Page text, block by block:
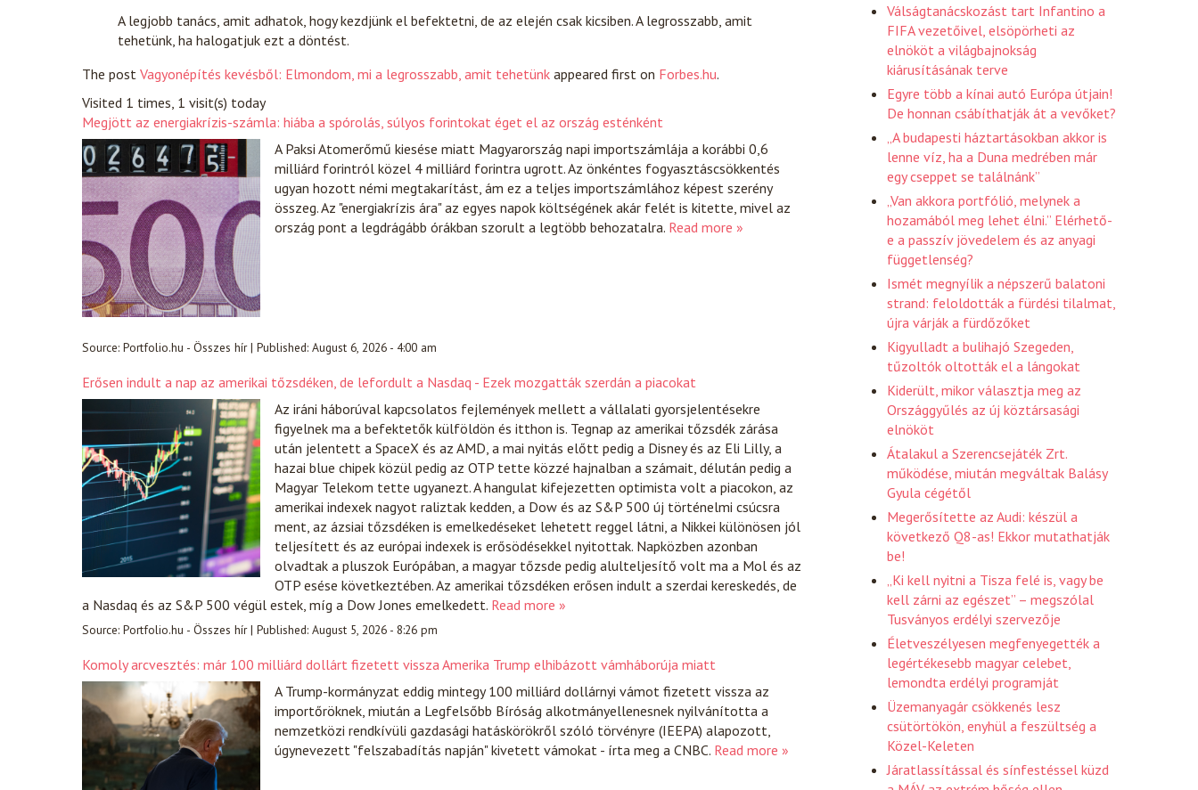
A legjobb tanács, amit adhatok, hogy kezdjünk el befektetni, de az elején csak kicsiben. A legrosszabb, amit
tehetünk, ha halogatjuk ezt a döntést.
The post Vagyonépítés kevésből: Elmondom, mi a legrosszabb, amit tehetünk appeared first on Forbes.hu.
Visited 1 times, 1 visit(s) today
Megjött az energiakrízis-számla: hiába a spórolás, súlyos forintokat éget el az ország esténként
A Paksi Atomerőmű kiesése miatt Magyarország napi importszámlája a korábbi 0,6
milliárd forintról közel 4 milliárd forintra ugrott. Az önkéntes fogyasztáscsökkentés
ugyan hozott némi megtakarítást, ám ez a teljes importszámlához képest szerény
összeg. Az "energiakrízis ára" az egyes napok költségének akár felét is kitette, mivel az
ország pont a legdrágább órákban szorult a legtöbb behozatalra. Read more »
Source: Portfolio.hu - Összes hír| Published: August 6, 2026 - 4:00 am
Erősen indult a nap az amerikai tőzsdéken, de lefordult a Nasdaq - Ezek mozgatták szerdán a piacokat
Az iráni háborúval kapcsolatos fejlemények mellett a vállalati gyorsjelentésekre
figyelnek ma a befektetők külföldön és itthon is. Tegnap az amerikai tőzsdék zárása
után jelentett a SpaceX és az AMD, a mai nyitás előtt pedig a Disney és az Eli Lilly, a
hazai blue chipek közül pedig az OTP tette közzé hajnalban a számait, délután pedig a
Magyar Telekom tette ugyanezt. A hangulat kifejezetten optimista volt a piacokon, az
amerikai indexek nagyot raliztak kedden, a Dow és az S&P 500 új történelmi csúcsra
ment, az ázsiai tőzsdéken is emelkedéseket lehetett reggel látni, a Nikkei különösen jól
teljesített és az európai indexek is erősödésekkel nyitottak. Napközben azonban
olvadtak a pluszok Európában, a magyar tőzsde pedig alulteljesítő volt ma a Mol és az
OTP esése következtében. Az amerikai tőzsdéken erősen indult a szerdai kereskedés, de
a Nasdaq és az S&P 500 végül estek, míg a Dow Jones emelkedett. Read more »
Source: Portfolio.hu - Összes hír| Published: August 5, 2026 - 8:26 pm
Komoly arcvesztés: már 100 milliárd dollárt fizetett vissza Amerika Trump elhibázott vámháborúja miatt
A Trump-kormányzat eddig mintegy 100 milliárd dollárnyi vámot fizetett vissza az
importőröknek, miután a Legfelsőbb Bíróság alkotmányellenesnek nyilvánította a
nemzetközi rendkívüli gazdasági hatáskörökről szóló törvényre (IEEPA) alapozott,
úgynevezett "felszabadítás napján" kivetett vámokat - írta meg a CNBC. Read more »
Válságtanácskozást tart Infantino a
FIFA vezetőivel, elsöpörheti az
elnököt a világbajnokság
kiárusításának terve
Egyre több a kínai autó Európa útjain!
De honnan csábíthatják át a vevőket?
„A budapesti háztartásokban akkor is
lenne víz, ha a Duna medrében már
egy cseppet se találnánk”
„Van akkora portfólió, melynek a
hozamából meg lehet élni.” Elérhető-
e a passzív jövedelem és az anyagi
függetlenség?
Ismét megnyílik a népszerű balatoni
strand: feloldották a fürdési tilalmat,
újra várják a fürdőzőket
Kigyulladt a bulihajó Szegeden,
tűzoltók oltották el a lángokat
Kiderült, mikor választja meg az
Országgyűlés az új köztársasági
elnököt
Átalakul a Szerencsejáték Zrt.
működése, miután megváltak Balásy
Gyula cégétől
Megerősítette az Audi: készül a
következő Q8-as! Ekkor mutathatják
be!
„Ki kell nyitni a Tisza felé is, vagy be
kell zárni az egészet” – megszólal
Tusványos erdélyi szervezője
Életveszélyesen megfenyegették a
legértékesebb magyar celebet,
lemondta erdélyi programját
Üzemanyagár csökkenés lesz
csütörtökön, enyhül a feszültség a
Közel-Keleten
Járatlassítással és sínfestéssel küzd